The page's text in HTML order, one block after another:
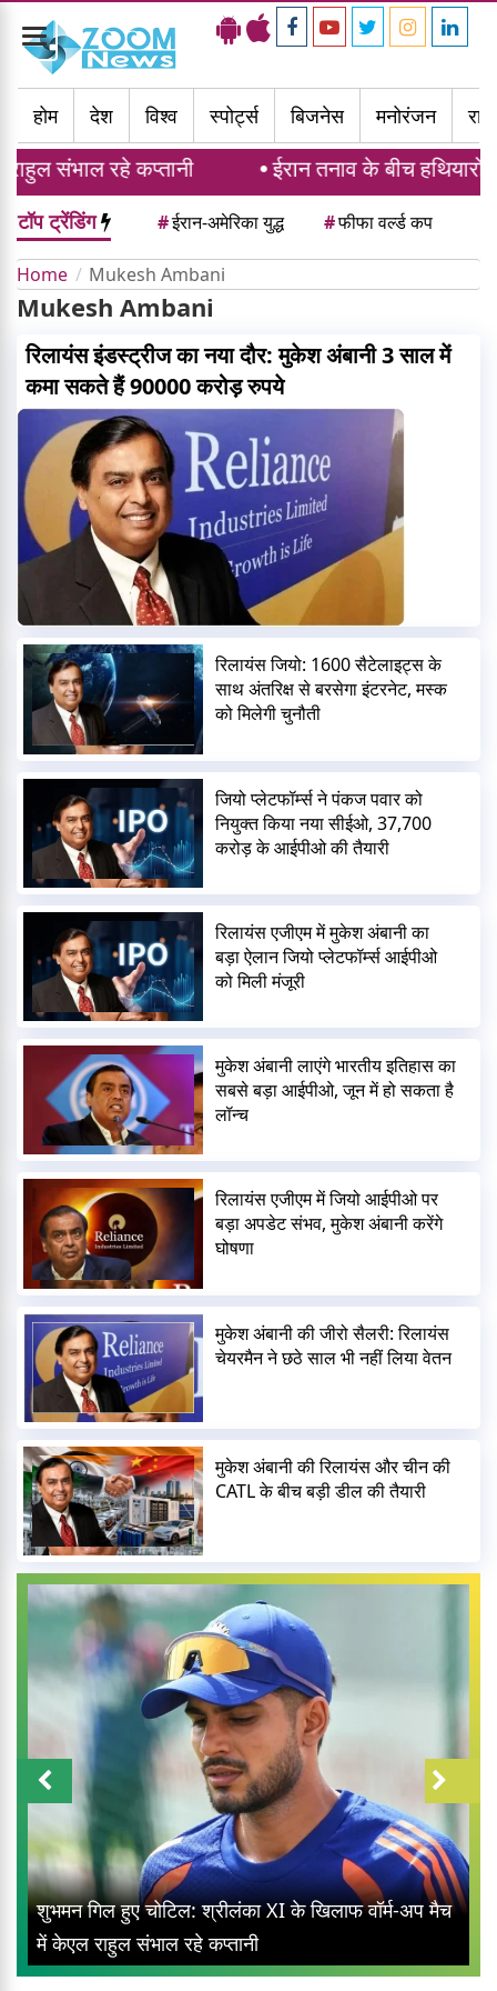
Toggle
navigation
होम
देश विश्व स्पोर्ट्स बिजनेस मनोरंजन
संभाल रहे कप्तानी ईरान तनाव के बीच हथियारों
टॉप ट्रेंडिंग #ईरान-अमेरिका युद्ध #फीफा वर्ल्ड कप
Home Mukesh Ambani
Mukesh Ambani
रिलायंस इंडस्ट्रीज का नया दौर: मुकेश अंबानी 3 साल में
कमा सकते हैं 90000 करोड़ रुपये
रिलायंस जियो: 1600 सैटेलाइट्स के
साथ अंतरिक्ष से बरसेगा इंटरनेट, मस्क
को मिलेगी चुनौती
जियो प्लेटफॉर्म्स ने पंकज पवार को
नियुक्त किया नया सीईओ, 37,700
करोड़ के आईपीओ की तैयारी
रिलायंस एजीएम में मुकेश अंबानी का
बड़ा ऐलान जियो प्लेटफॉर्म्स आईपीओ
को मिली मंजूरी
मुकेश अंबानी लाएंगे भारतीय इतिहास का
सबसे बड़ा आईपीओ, जून में हो सकता है
लॉन्च
रिलायंस एजीएम में जियो आईपीओ पर
बड़ा अपडेट संभव, मुकेश अंबानी करेंगे
घोषणा
मुकेश अंबानी की जीरो सैलरी: रिलायंस
चेयरमैन ने छठे साल भी नहीं लिया वेतन
मुकेश अंबानी की रिलायंस और चीन की
CATL के बीच बड़ी डील की तैयारी
शुभमन गिल हुए चोटिल: श्रीलंका XI के खिलाफ वॉर्म-अप मैच
में केएल राहुल संभाल रहे कप्तानी